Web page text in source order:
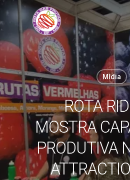
Skip
to
content
Mídia
ROTA
MOSTRA
PRODUTIVA